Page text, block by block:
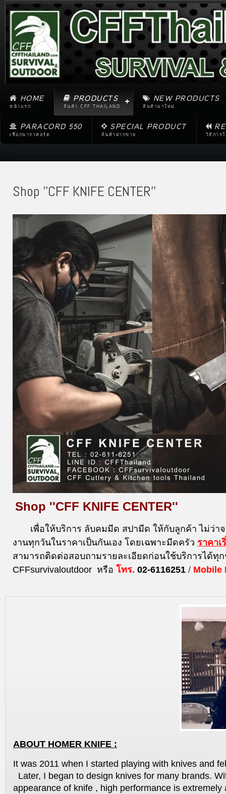
HOME
หน้าแรก
PRODUCTS
สินค้า CFF THAILAND
NEW PRODUCTS
สินค้ามาใหม่
PARACORD 550
เชือกพาราคอร์ด
SPECIAL PRODUCT
สินค้าฝากขาย วิธีการ
Shop ''CFF KNIFE CENTER''
Shop ''CFF KNIFE CENTER''
เพื่อให้บริการ ลับคมมีด สปามีด ให้กับลูกค้า ไม่ว่
งานทุกวันในราคาเป็นกันเอง โดยเฉพาะมีดครัว ราคาเ
สามารถติดต่อสอบถามรายละเอียดก่อนใช้บริการได้ทุ
CFFsurvivaloutdoor หรือ โทร. 02-6116251 / Mobile
ABOUT HOMER KNIFE :
It was 2011 when I started playing with knives and
Later, I began to design knives for many brands.
appearance of knife , high performance is extremely